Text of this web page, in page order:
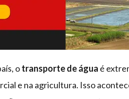
otransporte de água é
e na agricultura. Isso